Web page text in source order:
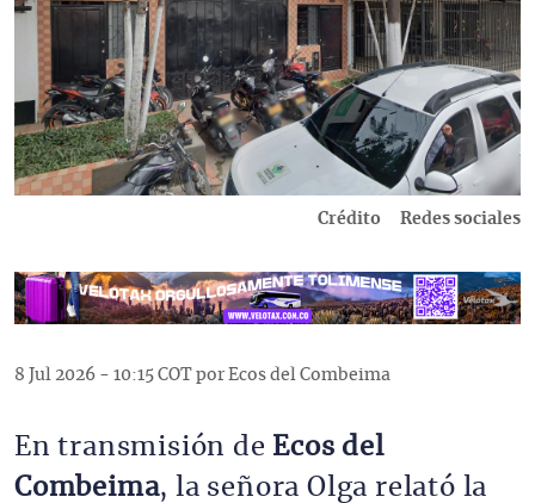
Crédito Redes sociales
8 Jul 2026 - 10:15 COT por Ecos del Combeima
En transmisión de Ecos del
Combeima, la señora Olga relató la